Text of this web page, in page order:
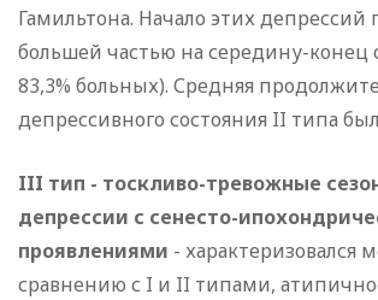
Гамильтона. Начало этих депрессий
большей частью на середину-конец
83,3% больных). Средняя
депрессивного состояния II типа
III тип - тоскливо-тревожные
депрессии с сенесто-
проявлениями - характеризовался
сравнению с I и II типами,